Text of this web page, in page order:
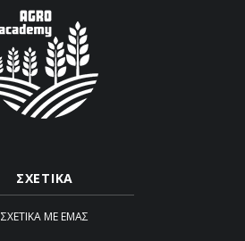
ΣΧΕΤΙΚΑ
ΣΧΕΤΙΚΆ ΜΕ ΕΜΆΣ